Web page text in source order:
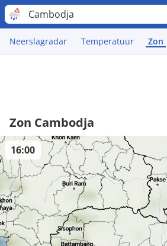
Cambodja
Neerslagradar Temperatuur Zon
Zon Cambodja
16:00